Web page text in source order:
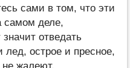
сами в том, что эти
самом деле,
отведать
лед, острое и пресное,